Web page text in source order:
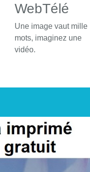
WebTélé
Une image vaut mille
mots, imaginez une
vidéo.